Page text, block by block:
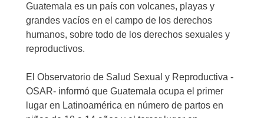
Guatemala es un país con volcanes, playas y
grandes vacíos en el campo de los derechos
humanos, sobre todo de los derechos sexuales y
reproductivos.
El Observatorio de Salud Sexual y Reproductiva -
OSAR- informó que Guatemala ocupa el primer
lugar en Latinoamérica en número de partos en